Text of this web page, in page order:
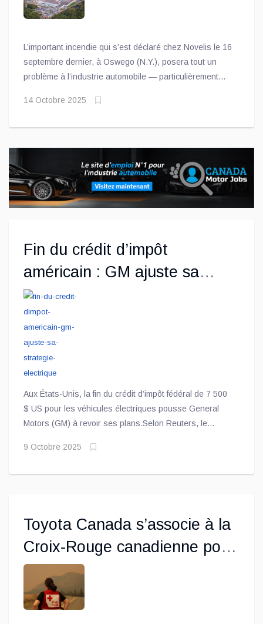
L’important incendie qui s’est déclaré chez Novelis le 16
septembre dernier, à Oswego (N.Y.), posera tout un
problème à l’industrie automobile — particulièrement
recycleur d’aluminium au monde et compte parmi ses
14 Octobre 2025
Fin du crédit d’impôt
américain : GM ajuste sa
stratégie électrique
Aux États-Unis, la fin du crédit d’impôt fédéral de 7 500
$ US pour les véhicules électriques pousse General
Motors (GM) à revoir ses plans.Selon Reuters, le
faire bénéficier ses clients du crédit via sa filiale
9 Octobre 2025
Toyota Canada s’associe à la
Croix-Rouge canadienne pour
renforcer la capacité
d’intervention de l’organisme
au niveau national grâce à la